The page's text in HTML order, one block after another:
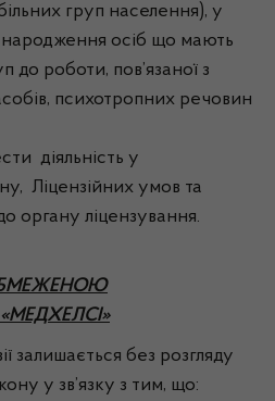
груп населення), у
народження осіб що мають
до роботи, пов’язаної з
психотропних речовин
діяльність у
Ліцензійних умов та
органу ліцензування.
залишається без розгляду
у зв’язку з тим, що: